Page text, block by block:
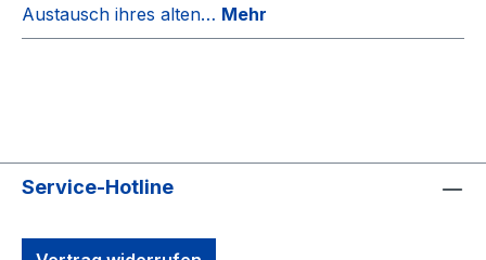
Austausch ihres alten… Mehr
Service-Hotline